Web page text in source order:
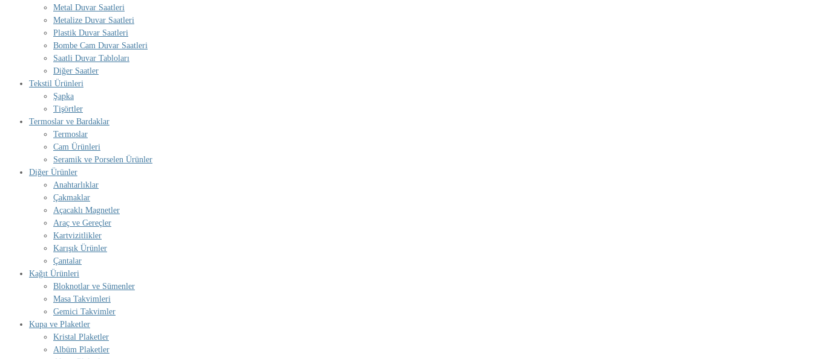
Metal Duvar Saatleri
Metalize Duvar Saatleri
Plastik Duvar Saatleri
Bombe Cam Duvar Saatleri
Saatli Duvar Tabloları
Diğer Saatler
Tekstil Ürünleri
Şapka
Tişörtler
Termoslar ve Bardaklar
Termoslar
Cam Ürünleri
Seramik ve Porselen Ürünler
Diğer Ürünler
Anahtarlıklar
Çakmaklar
Açacaklı Magnetler
Araç ve Gereçler
Kartvizitlikler
Karışık Ürünler
Çantalar
Kağıt Ürünleri
Bloknotlar ve Sümenler
Masa Takvimleri
Gemici Takvimler
Kupa ve Plaketler
Kristal Plaketler
Albüm Plaketler